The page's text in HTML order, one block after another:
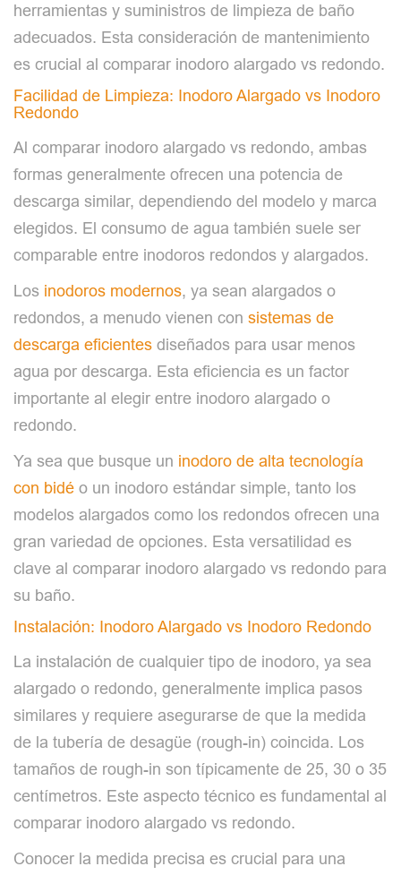
herramientas y suministros de limpieza de baño
adecuados. Esta consideración de mantenimiento
es crucial al comparar inodoro alargado vs redondo.
Facilidad de Limpieza: Inodoro Alargado vs Inodoro
Redondo
Al comparar inodoro alargado vs redondo, ambas
formas generalmente ofrecen una potencia de
descarga similar, dependiendo del modelo y marca
elegidos. El consumo de agua también suele ser
comparable entre inodoros redondos y alargados.
Los inodoros modernos, ya sean alargados o
redondos, a menudo vienen con sistemas de
descarga eficientes diseñados para usar menos
agua por descarga. Esta eficiencia es un factor
importante al elegir entre inodoro alargado o
redondo.
Ya sea que busque un inodoro de alta tecnología
con bidé o un inodoro estándar simple, tanto los
modelos alargados como los redondos ofrecen una
gran variedad de opciones. Esta versatilidad es
clave al comparar inodoro alargado vs redondo para
su baño.
Instalación: Inodoro Alargado vs Inodoro Redondo
La instalación de cualquier tipo de inodoro, ya sea
alargado o redondo, generalmente implica pasos
similares y requiere asegurarse de que la medida
de la tubería de desagüe (rough-in) coincida. Los
tamaños de rough-in son típicamente de 25, 30 o 35
centímetros. Este aspecto técnico es fundamental al
comparar inodoro alargado vs redondo.
Conocer la medida precisa es crucial para una